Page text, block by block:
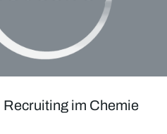
Recruiting im Chemie